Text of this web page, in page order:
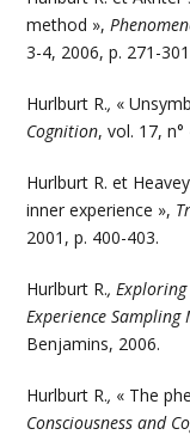
method »,
3-4, 2006, p. 271-
Hurlburt R., «
Cognition, vol. 17,
Hurlburt R. et
inner experience »,
2001, p. 400-403.
Hurlburt R.,
Experience
Benjamins, 2006.
Hurlburt R., « The
Consciousness and